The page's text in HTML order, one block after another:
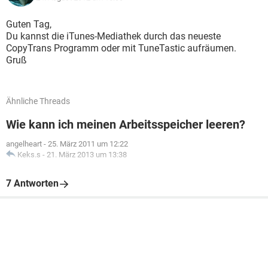
Guten Tag,
Du kannst die iTunes-Mediathek durch das neueste
CopyTrans Programm oder mit TuneTastic aufräumen.
Gruß
Ähnliche Threads
Wie kann ich meinen Arbeitsspeicher leeren?
angelheart - 25. März 2011 um 12:22
Keks.s - 21. März 2013 um 13:38
7 Antworten